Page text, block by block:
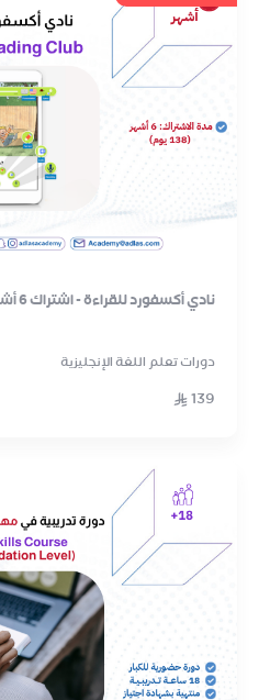
نادي أكسفورد للقراءة - اشتراك 6 أشهر
دورات تعلم اللغة الإنجليزية
139